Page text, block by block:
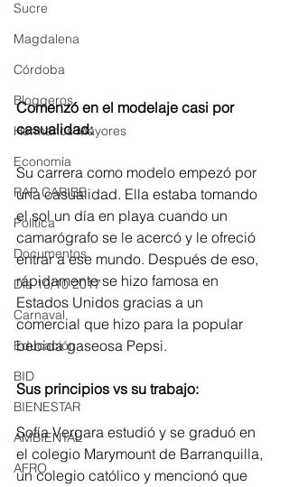
Sucre
Magdalena
Córdoba
Bloggeros
Hermanos Mayores
Economía
RAP CARIBE
Política
Documentos
Día 10/10 2017
Carnaval
Educación
BID
BIENESTAR
AMBIENTAL
AFRO
Comenzó en el modelaje casi por
casualidad:
Su carrera como modelo empezó por
una casualidad. Ella estaba tomando
el sol un día en playa cuando un
camarógrafo se le acercó y le ofreció
entrar a ese mundo. Después de eso,
rápidamente se hizo famosa en
Estados Unidos gracias a un
comercial que hizo para la popular
bebida gaseosa Pepsi.
Sus principios vs su trabajo:
Sofía Vergara estudió y se graduó en
el colegio Marymount de Barranquilla,
un colegio católico y mencionó que